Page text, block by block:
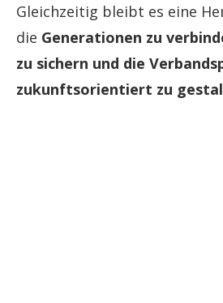
Gleichzeitig bleibt es eine
die Generationen zu
zu sichern und die
zukunftsorientiert zu